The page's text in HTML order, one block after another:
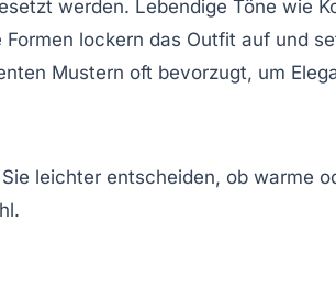
werden. Lebendige Töne wie
lockern das Outfit auf und
Mustern oft bevorzugt, um
leichter entscheiden, ob warme